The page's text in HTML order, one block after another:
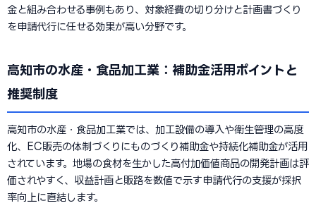
金と組み合わせる事例もあり、対象経費の切り分けと計画書づくり
を申請代行に任せる効果が高い分野です。
高知市の水産・食品加工業：補助金活用ポイントと
推奨制度
高知市の水産・食品加工業では、加工設備の導入や衛生管理の高度
化、EC販売の体制づくりにものづくり補助金や持続化補助金が活用
されています。地場の食材を生かした高付加価値商品の開発計画は評
価されやすく、収益計画と販路を数値で示す申請代行の支援が採択
率向上に直結します。